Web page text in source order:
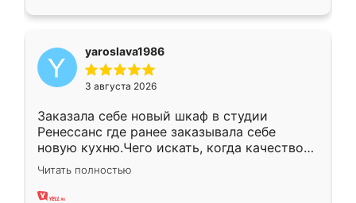
yaroslava1986
3 августа 2026
Заказала себе новый шкаф в студии
Ренессанс где ранее заказывала себе
новую кухню.Чего искать, когда качеством
вполне довольна. Служит кухня уже почти
два года, нареканий нет.
Читать полностью